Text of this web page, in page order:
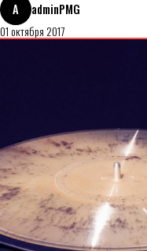
A
adminPMG
01 октября 2017